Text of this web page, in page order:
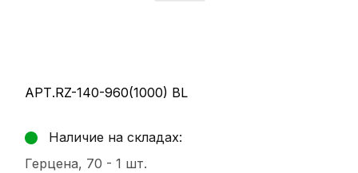
АРТ.RZ-140-960(1000) BL
Наличие на складах:
Герцена, 70 - 1 шт.